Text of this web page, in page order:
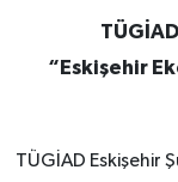
“Eskişehir
TÜGİAD Eskişehir